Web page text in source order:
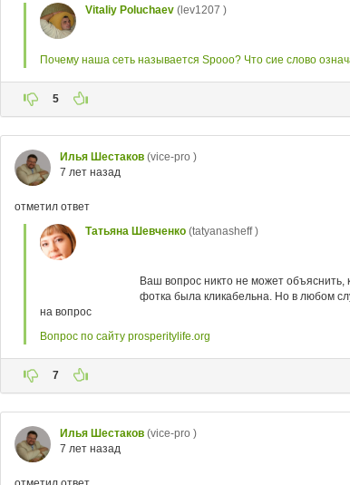
Vitaliy Poluchaev (lev1207 )
Почему наша сеть называется Spooo? Что сие слово
5
Илья Шестаков (vice-pro )
7 лет назад
отметил ответ
Татьяна Шевченко (tatyanasheff )
Ваш вопрос никто не может
фотка была кликабельна. Но в любом
на вопрос
Вопрос по сайту prosperitylife.org
7
Илья Шестаков (vice-pro )
7 лет назад